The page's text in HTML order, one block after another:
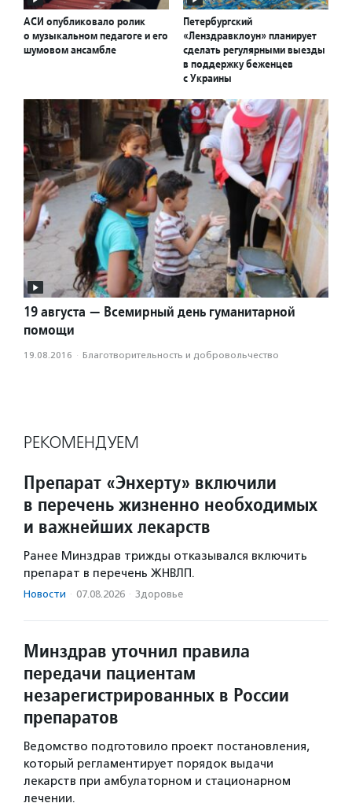
АСИ опубликовало ролик
о музыкальном педагоге и его
шумовом ансамбле
Петербургский
«Ленздравклоун» планирует
сделать регулярными выезды
в поддержку беженцев
с Украины
19 августа — Всемирный день гуманитарной
помощи
19.08.2016 · Благотвори­тель­ность и доброволь­чест­во
РЕКОМЕНДУЕМ
Препарат «Энхерту» включили
в перечень жизненно необходимых
и важнейших лекарств
Ранее Минздрав трижды отказывался включить
препарат в перечень ЖНВЛП.
Новости · 07.08.2026 · Здоровье
Минздрав уточнил правила
передачи пациентам
незарегистрированных в России
препаратов
Ведомство подготовило проект постановления,
который регламентирует порядок выдачи
лекарств при амбулаторном и стационарном
лечении.